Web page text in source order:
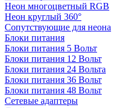
Неон многоцветный RGB
Неон круглый 360°
Сопутствующие для неона
Блоки питания
Блоки питания 5 Вольт
Блоки питания 12 Вольт
Блоки питания 24 Вольта
Блоки питания 36 Вольт
Блоки питания 48 Вольт
Сетевые адаптеры